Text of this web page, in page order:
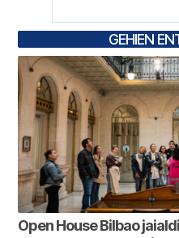
GEHIEN
Open House Bilbao